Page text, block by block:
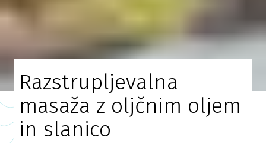
Razstrupljevalna
masaža z oljčnim oljem
in slanico